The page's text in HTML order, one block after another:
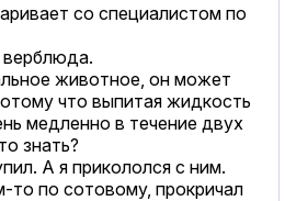
со специалистом по
животное, он может
что выпитая жидкость
медленно в течение двух
знать?
А я прикололся с ним.
то по сотовому, прокричал